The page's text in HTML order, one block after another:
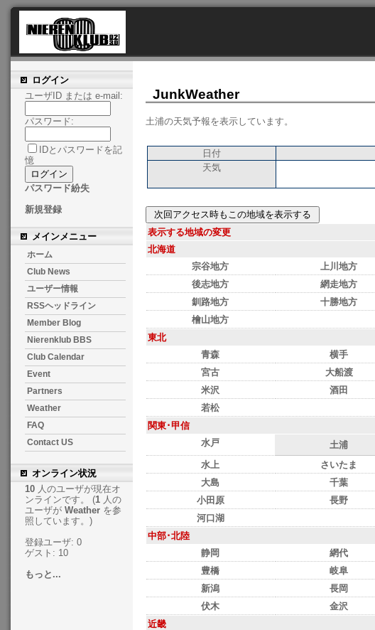
ログイン
ユーザID または e-mail:
パスワード:
IDとパスワードを記
憶
パスワード紛失
新規登録
メインメニュー
ホーム
Club News
ユーザー情報
RSSヘッドライン
Member Blog
Nierenklub BBS
Club Calendar
Event
Partners
Weather
FAQ
Contact US
オンライン状況
10 人のユーザが現在オ
ンラインです。 (1 人の
ユーザが Weather を参
照しています。)
登録ユーザ: 0
ゲスト: 10
もっと...
JunkWeather
土浦の天気予報を表示しています。
日付
天気
表示する地域の変更
北海道
宗谷地方
上川地方
後志地方
網走地方
釧路地方
十勝地方
檜山地方
東北
青森
横手
宮古
大船渡
米沢
酒田
若松
関東･甲信
水戸
土浦
水上 さいたま
大島
千葉
小田原
長野
河口湖
中部･北陸
静岡
網代
豊橋
岐阜
新潟
長岡
伏木
金沢
近畿